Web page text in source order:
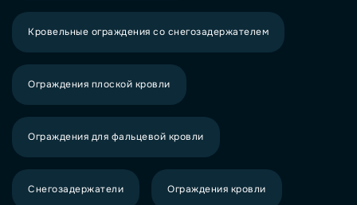
Кровельные ограждения со снегозадержателем
Ограждения плоской кровли
Ограждения для фальцевой кровли
Снегозадержатели Ограждения кровли